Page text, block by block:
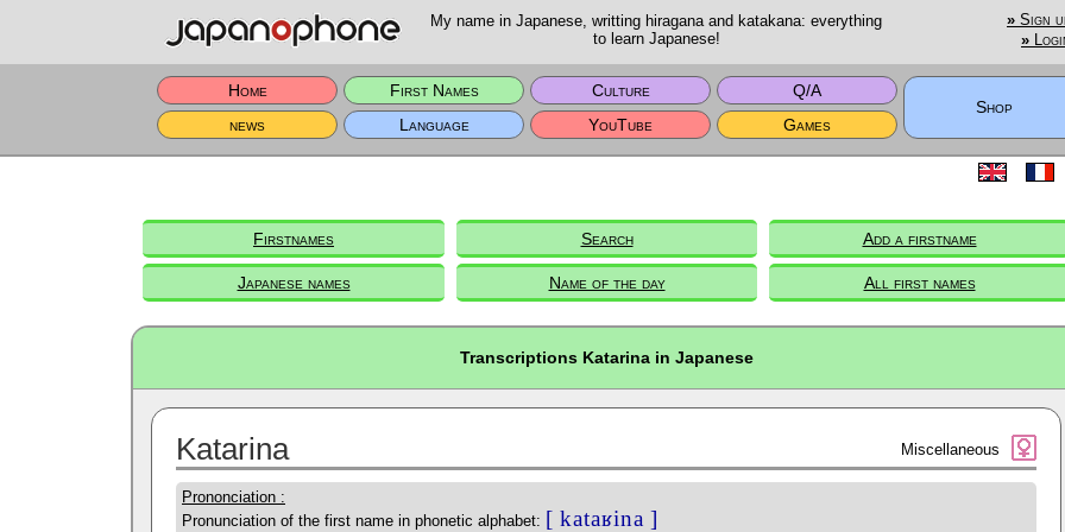
My name in Japanese, writting hiragana and katakana: everything
to learn Japanese!
» Sign
»
Home First Names Culture
Q/A
Shop
news
Language YouTube Games
Firstnames Search Add a firstname
Japanese names Name of the day All first names
Transcriptions Katarina in Japanese
Katarina Miscellaneous
Prononciation :
Pronunciation of the first name in phonetic alphabet: [ kataʁina ]